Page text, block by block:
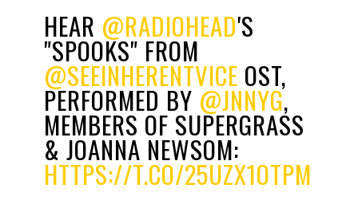
HEAR @RADIOHEAD'S
"SPOOKS" FROM
@SEEINHERENTVICE OST,
PERFORMED BY @JNNYG,
MEMBERS OF SUPERGRASS
& JOANNA NEWSOM:
HTTPS://T.CO/25UZX1OTPM